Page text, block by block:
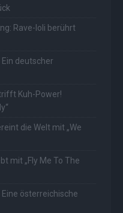
Rave-Ioli berührt
deutscher
Kuh-Power!
die Welt mit „We
mit „Fly Me To The
österreichische